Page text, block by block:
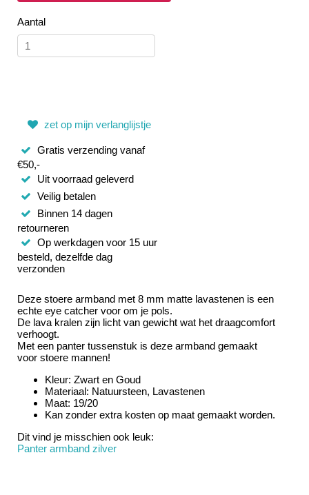
Aantal
zet op mijn verlanglijstje
Gratis verzending vanaf
€50,-
Uit voorraad geleverd
Veilig betalen
Binnen 14 dagen
retourneren
Op werkdagen voor 15 uur
besteld, dezelfde dag
verzonden
Deze stoere armband met 8 mm matte lavastenen is een
echte eye catcher voor om je pols.
De lava kralen zijn licht van gewicht wat het draagcomfort
verhoogt.
Met een panter tussenstuk is deze armband gemaakt
voor stoere mannen!
Kleur: Zwart en Goud
Materiaal: Natuursteen, Lavastenen
Maat: 19/20
Kan zonder extra kosten op maat gemaakt worden.
Dit vind je misschien ook leuk:
Panter armband zilver